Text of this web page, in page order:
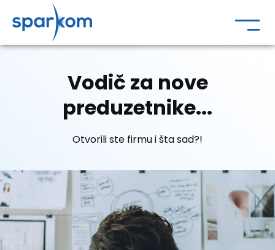
Vodič za nove
preduzetnike...
Otvorili ste firmu i šta sad?!